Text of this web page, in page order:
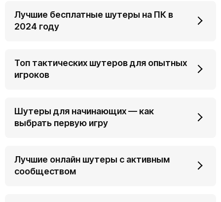
Лучшие бесплатные шутеры на ПК в
2024 году
Топ тактических шутеров для опытных
игроков
Шутеры для начинающих — как
выбрать первую игру
Лучшие онлайн шутеры с активным
сообществом